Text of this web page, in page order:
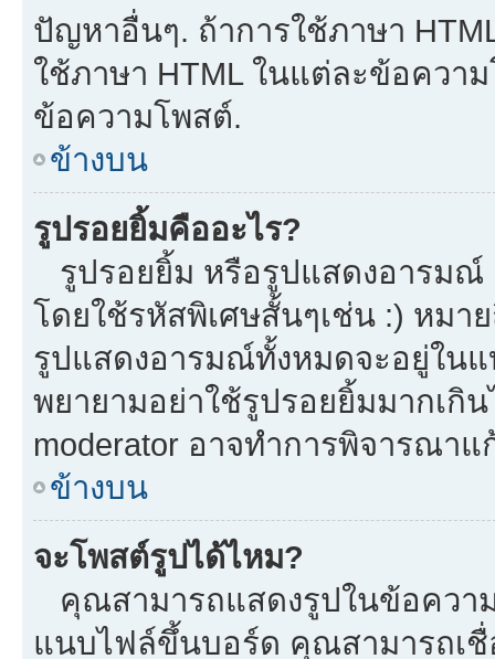
ปัญหาอื่นๆ. ถ้าการใช้ภาษา
ใช้ภาษา HTML ในแต่ละข้อคว
ข้อความโพสต์.
ข้างบน
รูปรอยยิ้มคืออะไร?
รูปรอยยิ้ม หรือรูปแสดงอารมณ์
โดยใช้รหัสพิเศษสั้นๆเช่น :) หมา
รูปแสดงอารมณ์ทั้งหมดจะอยู่ใน
พยายามอย่าใช้รูปรอยยิ้มมากเกิ
moderator อาจทำการพิจารณา
ข้างบน
จะโพสต์รูปได้ไหม?
คุณสามารถแสดงรูปในข้อควา
แนบไฟล์ขึ้นบอร์ด คุณสามารถเชื่